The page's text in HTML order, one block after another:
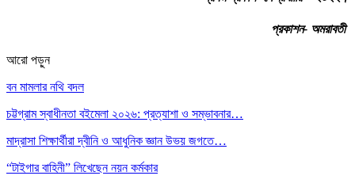
প্রকাশন- অমরাবতী
আরো পড়ুন
বন মামলার নথি বদল
চট্টগ্রাম স্বাধীনতা বইমেলা ২০২৬: প্রত্যাশা ও সম্ভাবনার…
মাদ্রাসা শিক্ষার্থীরা দ্বীনি ও আধুনিক জ্ঞান উভয় জগতে…
“টাইগার বাহিনী” লিখেছেন নয়ন কর্মকার